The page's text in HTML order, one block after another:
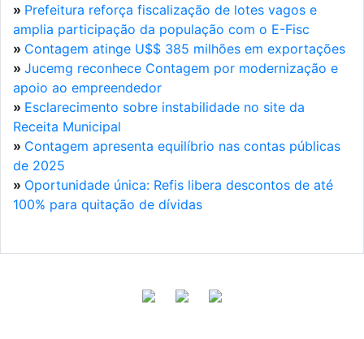
» Prefeitura reforça fiscalização de lotes vagos e
amplia participação da população com o E-Fisc
» Contagem atinge U$$ 385 milhões em exportações
» Jucemg reconhece Contagem por modernização e
apoio ao empreendedor
» Esclarecimento sobre instabilidade no site da
Receita Municipal
» Contagem apresenta equilíbrio nas contas públicas
de 2025
» Oportunidade única: Refis libera descontos de até
100% para quitação de dívidas